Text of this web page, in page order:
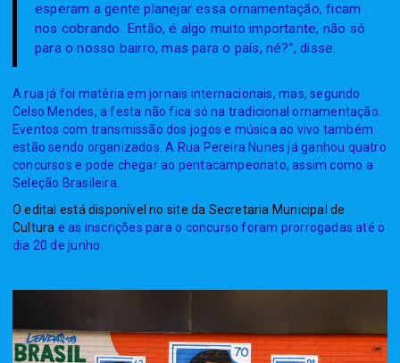
esperam a gente planejar essa ornamentação, ficam
nos cobrando. Então, é algo muito importante, não só
para o nosso bairro, mas para o país, né?”, disse.
A rua já foi matéria em jornais internacionais, mas, segundo
Celso Mendes, a festa não fica só na tradicional ornamentação.
Eventos com transmissão dos jogos e música ao vivo também
estão sendo organizados. A Rua Pereira Nunes já ganhou quatro
concursos e pode chegar ao pentacampeonato, assim como a
Seleção Brasileira.
O edital está disponível no site da Secretaria Municipal de
Cultura e as inscrições para o concurso foram prorrogadas até o
dia 20 de junho.